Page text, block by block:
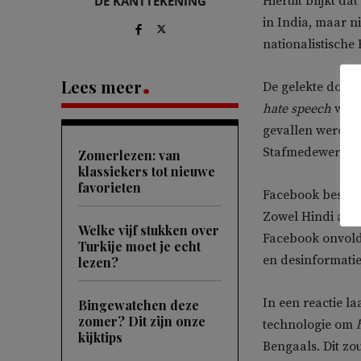
Lees meer
Zomerlezen: van
klassiekers tot nieuwe
favorieten
Welke vijf stukken over
Turkije moet je echt
lezen?
Bingewatchen deze
zomer? Dit zijn onze
kijktips
in India, maar
nationalistische
De gelekte
hate speech
gevallen
Facebook
Zowel Hindi als
Facebook
en
In een reactie
technologie om
Bengaals. Dit